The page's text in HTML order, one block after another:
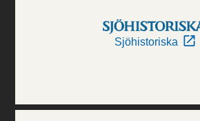
Sjöhistoriska